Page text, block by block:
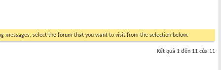
messages, select the forum that you want to visit from the selection below.
Kết quả 1 đến 11 của 11